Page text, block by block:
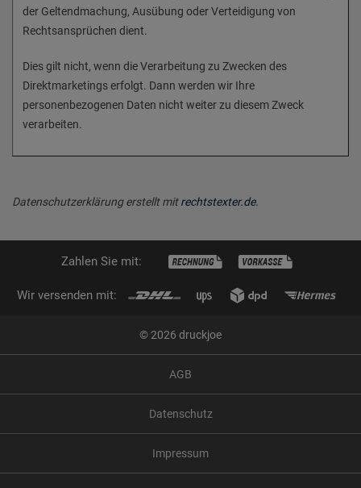
der Geltendmachung, Ausübung oder Verteidigung von
Rechtsansprüchen dient.
Dies gilt nicht, wenn die Verarbeitung zu Zwecken des
Direktmarketings erfolgt. Dann werden wir Ihre
personenbezogenen Daten nicht weiter zu diesem Zweck
verarbeiten.
Datenschutzerklärung erstellt mitrechtstexter.de.
Zahlen Sie mit:
Wir versenden mit:
© 2026 druckjoe
AGB
Datenschutz
Impressum